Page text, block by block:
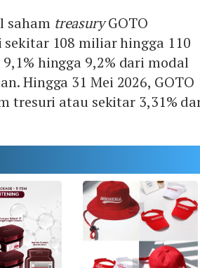
saham treasuryGOTO
108 miliar hingga 110
hingga 9,2% dari modal
Hingga 31 Mei 2026, GOTO
tresuri atau sekitar 3,31%